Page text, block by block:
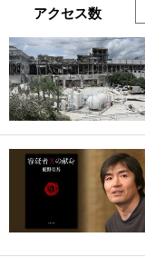
アクセス数